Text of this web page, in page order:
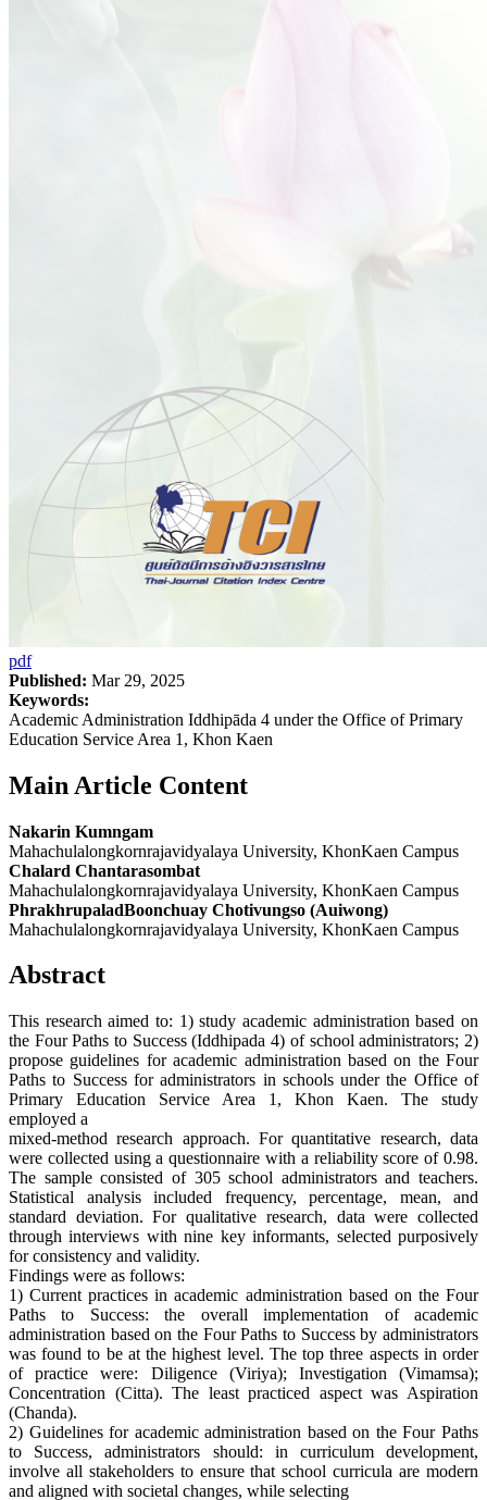
pdf
Published: Mar 29, 2025
Keywords:
Academic Administration Iddhipāda 4 under the Office of Primary
Education Service Area 1, Khon Kaen
Main Article Content
Nakarin Kumngam
Mahachulalongkornrajavidyalaya University, KhonKaen Campus
Chalard Chantarasombat
Mahachulalongkornrajavidyalaya University, KhonKaen Campus
PhrakhrupaladBoonchuay Chotivungso (Auiwong)
Mahachulalongkornrajavidyalaya University, KhonKaen Campus
Abstract
This research aimed to: 1) study academic administration based on
the Four Paths to Success (Iddhipada 4) of school administrators; 2)
propose guidelines for academic administration based on the Four
Paths to Success for administrators in schools under the Office of
Primary Education Service Area 1, Khon Kaen. The study
employed a
mixed-method research approach. For quantitative research, data
were collected using a questionnaire with a reliability score of 0.98.
The sample consisted of 305 school administrators and teachers.
Statistical analysis included frequency, percentage, mean, and
standard deviation. For qualitative research, data were collected
through interviews with nine key informants, selected purposively
for consistency and validity.
Findings were as follows:
1) Current practices in academic administration based on the Four
Paths to Success: the overall implementation of academic
administration based on the Four Paths to Success by administrators
was found to be at the highest level. The top three aspects in order
of practice were: Diligence (Viriya); Investigation (Vimamsa);
Concentration (Citta). The least practiced aspect was Aspiration
(Chanda).
2) Guidelines for academic administration based on the Four Paths
to Success, administrators should: in curriculum development,
involve all stakeholders to ensure that school curricula are modern
and aligned with societal changes, while selecting